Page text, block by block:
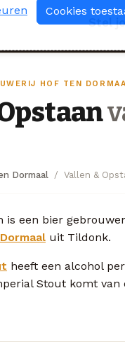
Stel
HOF TEN
Dormaal Vallen &
is een bier
uit Tildonk.
heeft een alcohol
Stout komt van
Cookies